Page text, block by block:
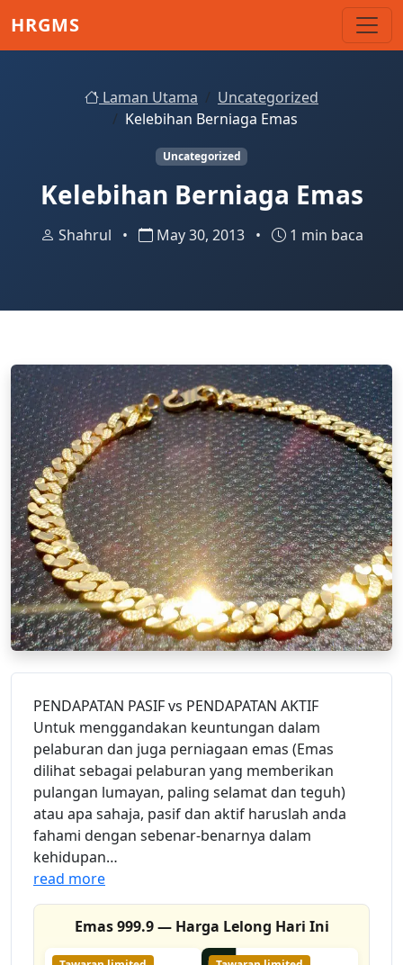
HRGMS
Laman Utama
Uncategorized
Kelebihan Berniaga Emas
Uncategorized
Kelebihan Berniaga Emas
Shahrul • May 30, 2013 • 1 min baca
PENDAPATAN PASIF vs PENDAPATAN AKTIF
Untuk menggandakan keuntungan dalam
pelaburan dan juga perniagaan emas (Emas
dilihat sebagai pelaburan yang memberikan
pulangan lumayan, paling selamat dan teguh)
atau apa sahaja, pasif dan aktif haruslah anda
fahami dengan sebenar-benarnya dalam
kehidupan…
read more
Emas 999.9 — Harga Lelong Hari Ini